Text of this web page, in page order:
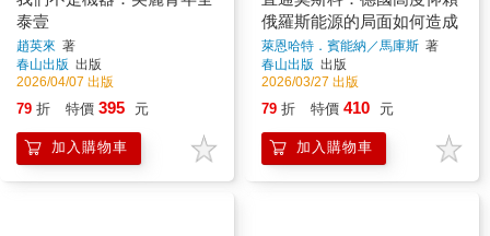
泰壹
趙英來 著
春山出版 出版
2026/04/07 出版
79 折 特價 395 元
加入購物車
俄羅斯能源的局面如何造成
萊恩哈特．賓能納／馬庫斯 著
春山出版 出版
2026/03/27 出版
79 折 特價 410 元
加入購物車